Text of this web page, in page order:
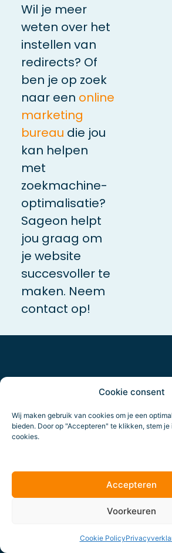
Cookie consent
Wij maken gebruik van cookies om je een
bieden. Door op "Accepteren" te klikken, stem
cookies.
Accepteren
Voorkeuren
Cookie Policy
Wil je meer
weten over het
instellen van
redirects? Of
ben je op zoek
naar een online
marketing
bureau die jou
kan helpen
met
zoekmachine-
optimalisatie?
Sageon helpt
jou graag om
je website
succesvoller te
maken. Neem
contact op!
je graag
ons